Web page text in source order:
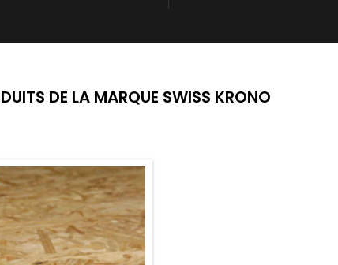
DE LA MARQUE SWISS KRONO